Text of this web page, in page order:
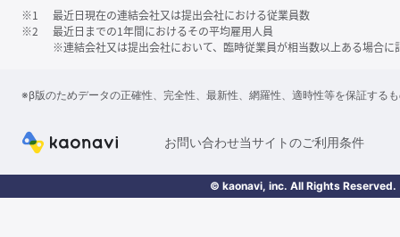
※1
最近日現在の連結会社又は提出会社における従業員数
※2
最近日までの1年間におけるその平均雇用人員
※連結会社又は提出会社において、臨時従業員が相当数以上ある場合に
※β版のためデータの正確性、完全性、最新性、網羅性、適時性等を保証する
お問い合わせ当サイトのご利用条件
© kaonavi, inc. All Rights Reserved.